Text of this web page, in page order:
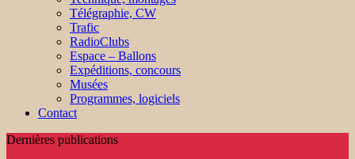
Télégraphie, CW
Trafic
RadioClubs
Espace – Ballons
Expéditions, concours
Musées
Programmes, logiciels
Contact
Dernières publications